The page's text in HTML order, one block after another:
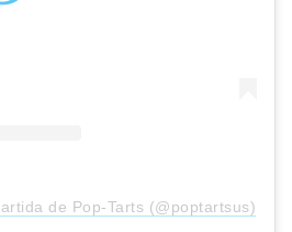
de Pop-Tarts (@poptartsus)